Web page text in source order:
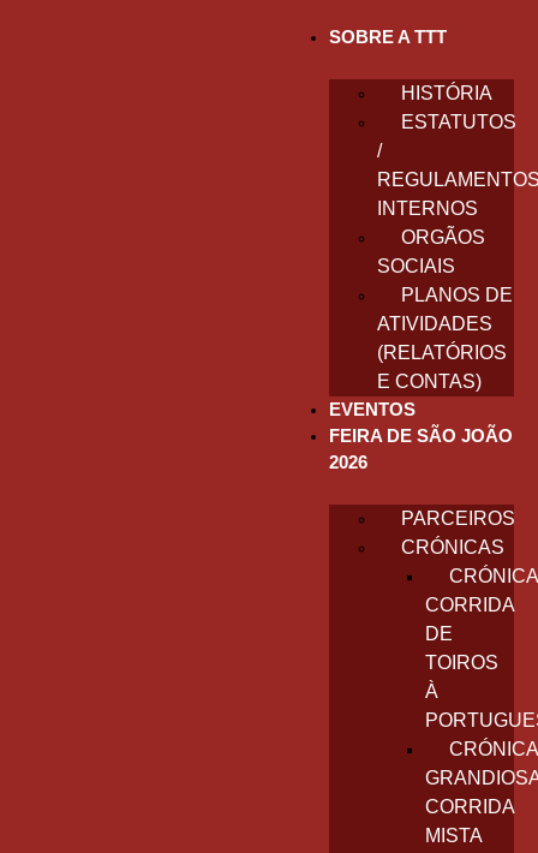
SOBRE A TTT
HISTÓRIA
ESTATUTOS
/
INTERNOS
ORGÃOS
SOCIAIS
PLANOS DE
ATIVIDADES
(RELATÓRIOS
E CONTAS)
EVENTOS
FEIRA DE SÃO JOÃO
2026
PARCEIROS
CRÓNICAS
CRÓNICA
CORRIDA
DE
TOIROS
À
CRÓNICA
CORRIDA
MISTA